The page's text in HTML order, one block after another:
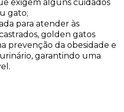
exigem alguns cuidados
gato;
para atender às
golden gatos
prevenção da obesidade e
garantindo uma